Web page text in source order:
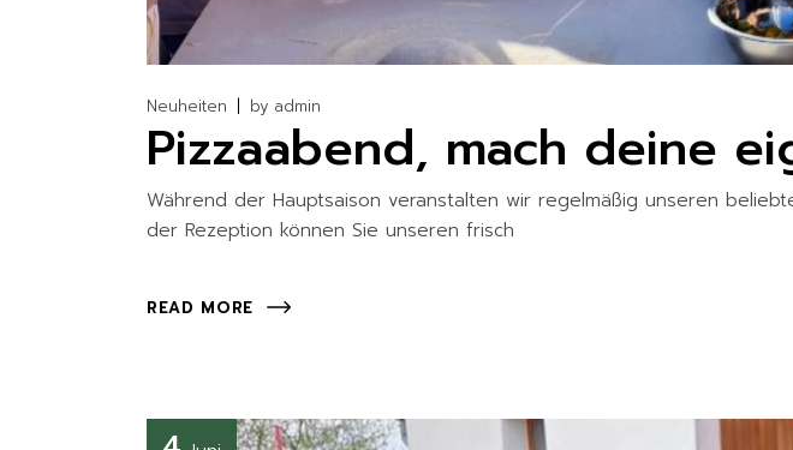
Neuheiten by admin
Pizzaabend, mach deine
Während der Hauptsaison veranstalten wir regelmäßig unseren
der Rezeption können Sie unseren frisch
READ MORE